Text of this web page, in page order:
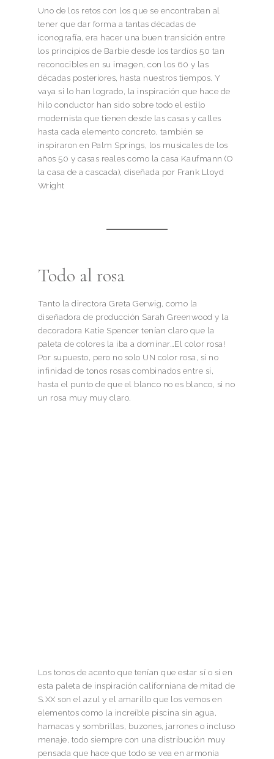
Uno de los retos con los que se encontraban al
tener que dar forma a tantas décadas de
iconografía, era hacer una buen transición entre
los principios de Barbie desde los tardíos 50 tan
reconocibles en su imagen, con los 60 y las
décadas posteriores, hasta nuestros tiempos. Y
vaya si lo han logrado, la inspiración que hace de
hilo conductor han sido sobre todo el estilo
modernista que tienen desde las casas y calles
hasta cada elemento concreto, también se
inspiraron en Palm Springs, los musicales de los
años 50 y casas reales como la casa Kaufmann (O
la casa de a cascada), diseñada por Frank Lloyd
Wright
Todo al rosa
Tanto la directora Greta Gerwig, como la
diseñadora de producción Sarah Greenwood y la
decoradora Katie Spencer tenían claro que la
paleta de colores la iba a dominar…El color rosa!
Por supuesto, pero no solo UN color rosa, si no
infinidad de tonos rosas combinados entre sí,
hasta el punto de que el blanco no es blanco, si no
un rosa muy muy claro.
Los tonos de acento que tenían que estar sí o sí en
esta paleta de inspiración californiana de mitad de
S.XX son el azul y el amarillo que los vemos en
elementos como la increíble piscina sin agua,
hamacas y sombrillas, buzones, jarrones o incluso
menaje, todo siempre con una distribución muy
pensada que hace que todo se vea en armonía